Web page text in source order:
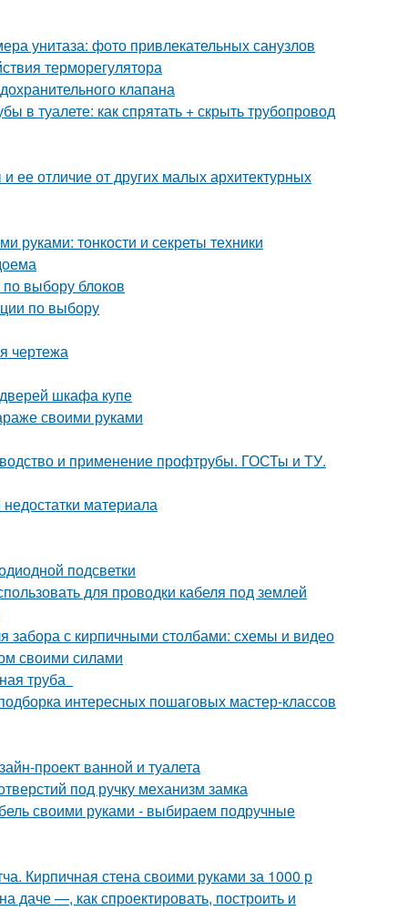
унитаза: фото привлекательных санузлов
терморегулятора
клапана
в туалете: как спрятать + скрыть трубопровод
ее отличие от других малых архитектурных
руками: тонкости и секреты техники
выбору блоков
по выбору
чертежа
шкафа купе
своими руками
и применение профтрубы. ГОСТы и ТУ.
материала
подсветки
для проводки кабеля под землей
забора с кирпичными столбами: схемы и видео
своими силами
труба
интересных пошаговых мастер-классов
проект ванной и туалета
под ручку механизм замка
своими руками - выбираем подручные
Кирпичная стена своими руками за 1000 р
даче —, как спроектировать, построить и